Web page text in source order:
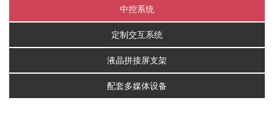
中控系统
定制交互系统
液晶拼接屏支架
配套多媒体设备